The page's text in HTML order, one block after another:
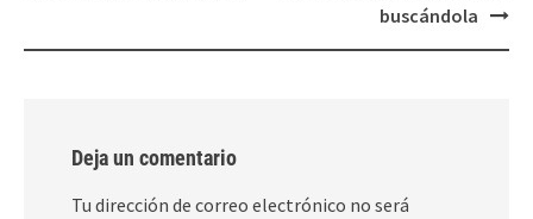
buscándola
Deja un comentario
Tu dirección de correo electrónico no será